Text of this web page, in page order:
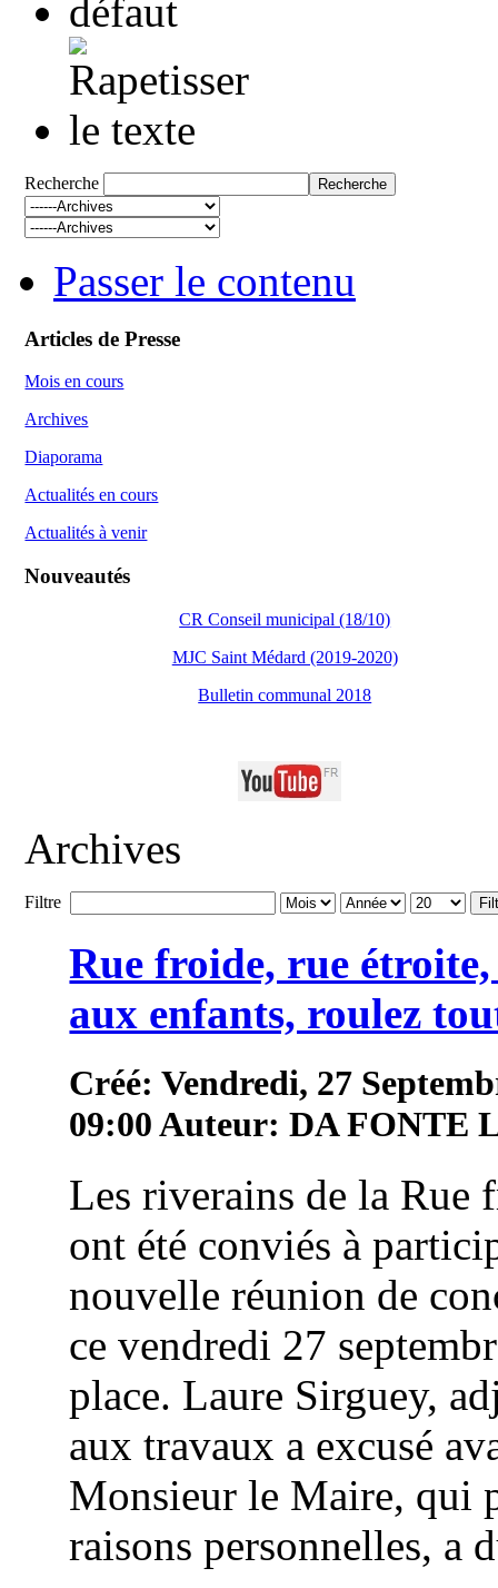
Recherche
Passer le contenu
Articles de Presse
Mois en cours
Archives
Diaporama
Actualités en cours
Actualités à venir
Nouveautés
CR Conseil municipal (18/10)
MJC Saint Médard (2019-2020)
Bulletin communal 2018
Archives
Filtre
Rue froide, rue étroite,
aux enfants, roulez
Créé: Vendredi, 27
09:00Auteur: DA FONTE
Les riverains de la Rue
ont été conviés à
nouvelle réunion de
ce vendredi 27
place. Laure Sirguey,
aux travaux a excusé
Monsieur le Maire, qui
raisons personnelles, a